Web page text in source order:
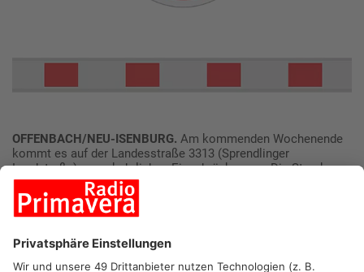
OFFENBACH/NEU-ISENBURG. Am kommenden Wochenende
kommt es auf der Landesstraße 3313 (Sprendlinger
Landstraße) zu verkehrlichen Einschränkungen. Die Strecke
wird zwischen der Ortsgrenze von Offenbach und dem
Geisfeldkreisel vom Freitag, 26. November,
die Sperrung sind Markierungsarbeiten und das Aufstellen
einer Stahlbetonwand.